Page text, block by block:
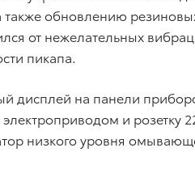
также обновлению
от нежелательных
пикапа.
дисплей на панели
и розетку
низкого уровня